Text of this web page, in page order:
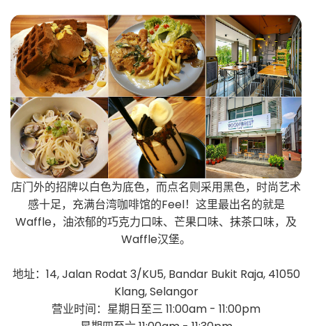
店门外的招牌以白色为底色，而点名则采用黑色，时尚艺术
感十足，充满台湾咖啡馆的Feel！这里最出名的就是
Waffle，油浓郁的巧克力口味、芒果口味、抹茶口味，及
Waffle汉堡。
地址：14, Jalan Rodat 3/KU5, Bandar Bukit Raja, 41050
Klang, Selangor
营业时间：星期日至三 11:00am - 11:00pm